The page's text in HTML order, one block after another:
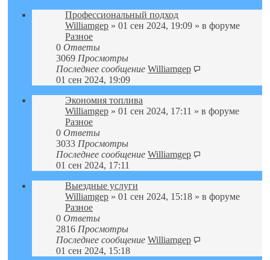
Профессиональный подход
Williamgep » 01 сен 2024, 19:09 » в форуме
Разное
0 Ответы
3069 Просмотры
Последнее сообщение Williamgep
01 сен 2024, 19:09
Экономия топлива
Williamgep » 01 сен 2024, 17:11 » в форуме
Разное
0 Ответы
3033 Просмотры
Последнее сообщение Williamgep
01 сен 2024, 17:11
Выездные услуги
Williamgep » 01 сен 2024, 15:18 » в форуме
Разное
0 Ответы
2816 Просмотры
Последнее сообщение Williamgep
01 сен 2024, 15:18